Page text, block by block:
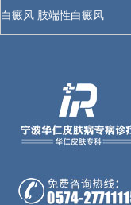
白癜风 肢端性白癜风